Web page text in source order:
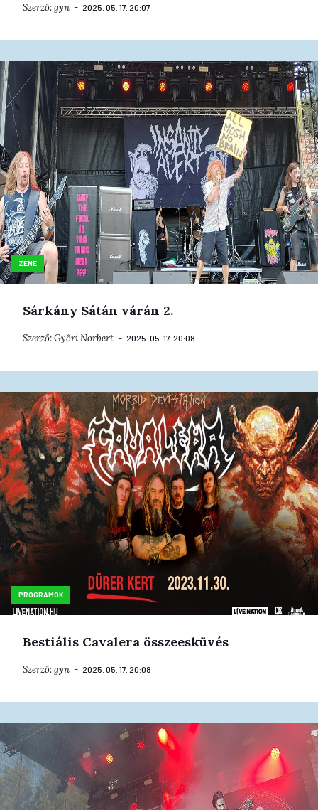
Szerző:gyn 2025. 05. 17. 20:07
ZENE
Sárkány Sátán várán 2.
Szerző:Győri Norbert 2025. 05. 17. 20:08
PROGRAMOK
Bestiális Cavalera összeesküvés
Szerző:gyn 2025. 05. 17. 20:08